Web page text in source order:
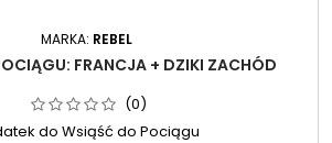
MARKA: REBEL
FRANCJA + DZIKI ZACHÓD
(0)
do Wsiąść do Pociągu